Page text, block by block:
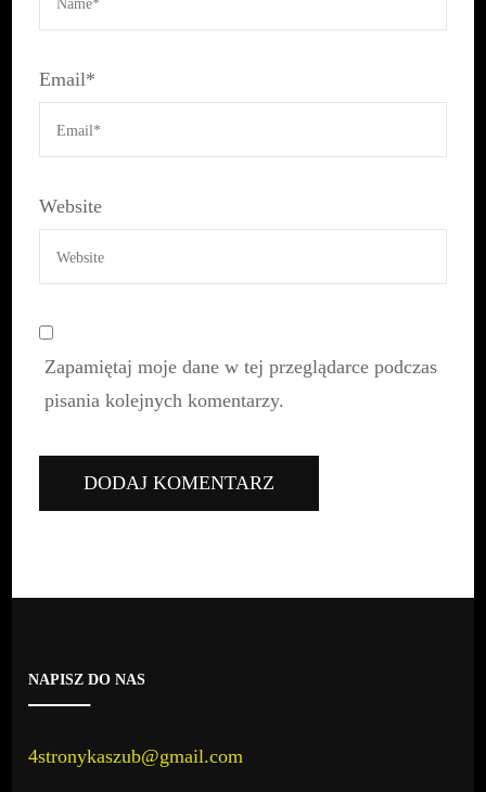
Email*
Website
Zapamiętaj moje dane w tej przeglądarce podczas
pisania kolejnych komentarzy.
NAPISZ DO NAS
4stronykaszub@gmail.com